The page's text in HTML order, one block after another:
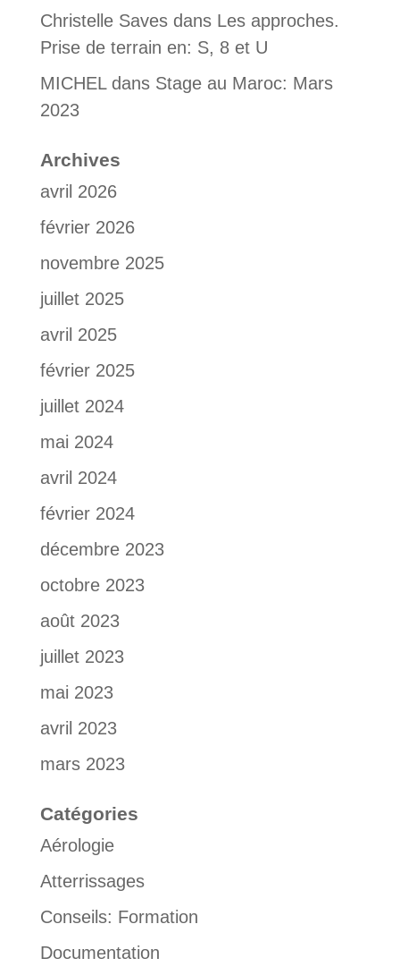
Christelle Savesdans Les approches.
Prise de terrain en: S, 8 et U
MICHELdans Stage au Maroc: Mars
2023
Archives
avril 2026
février 2026
novembre 2025
juillet 2025
avril 2025
février 2025
juillet 2024
mai 2024
avril 2024
février 2024
décembre 2023
octobre 2023
août 2023
juillet 2023
mai 2023
avril 2023
mars 2023
Catégories
Aérologie
Atterrissages
Conseils: Formation
Documentation